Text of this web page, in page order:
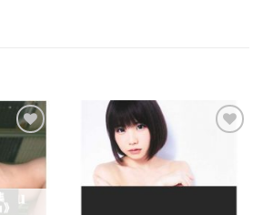
Add to
Wishlist
Wishlist